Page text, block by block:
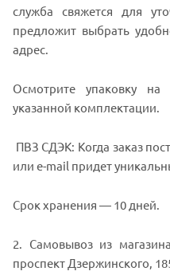
служба свяжется для
предложит выбрать
адрес.
Осмотрите упаковку на
указанной комплектации.
ПВЗ СДЭК: Когда заказ
или e-mail придет
Срок хранения — 10 дней.
2. Самовывоз из
проспект Дзержинского,